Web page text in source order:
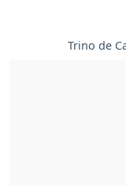
Trino de